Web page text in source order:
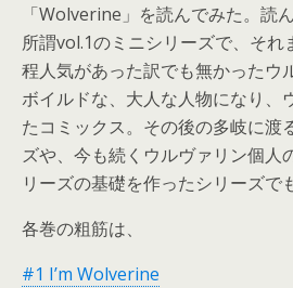
「Wolverine」を読んでみた。読
所謂vol.1のミニシリーズで、それ
程人気があった訳でも無かったウ
ボイルドな、大人な人物になり、
たコミックス。その後の多岐に渡
ズや、今も続くウルヴァリン個人
リーズの基礎を作ったシリーズで
各巻の粗筋は、
#1 I’m Wolverine